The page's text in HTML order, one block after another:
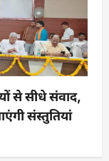
से सीधे संवाद,
संस्तुतियां